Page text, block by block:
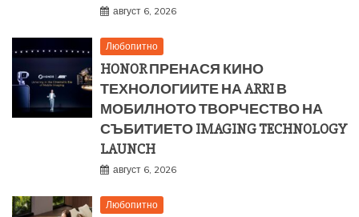
август 6, 2026
Любопитно
HONOR ПРЕНАСЯ КИНО
ТЕХНОЛОГИИТЕ НА ARRI В
МОБИЛНОТО ТВОРЧЕСТВО НА
СЪБИТИЕТО IMAGING TECHNOLOGY
LAUNCH
август 6, 2026
Любопитно